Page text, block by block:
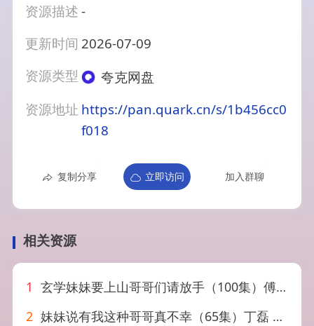
资源描述-
更新时间 2026-07-09
资源类型
夸克网盘
资源地址 https://pan.quark.cn/s/1b456cc0
f018
复制分享 立即访问 加入群聊
相关资源
1 玄学妹妹要上山哥哥们请放手（100集）傅邦奇＆卢巧&王艺鑫
2 妹妹说有我这种哥哥真不幸（65集）丁磊 马欣蕾 惠一秋